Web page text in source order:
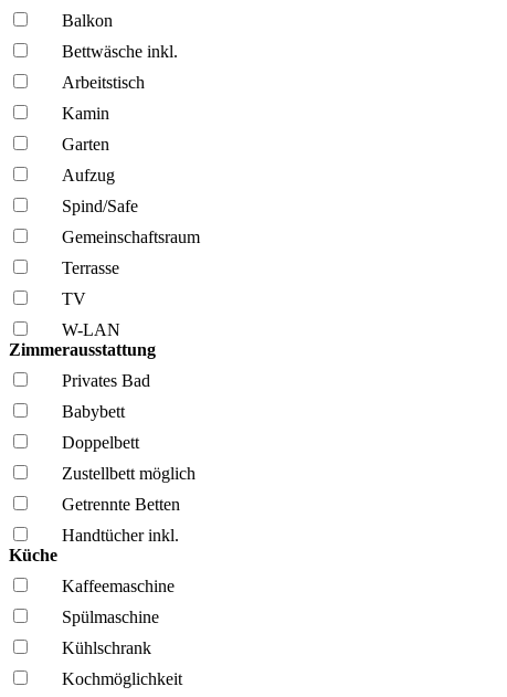
Balkon
Bettwäsche inkl.
Arbeitstisch
Kamin
Garten
Aufzug
Spind/Safe
Gemeinschafts­raum
Terrasse
TV
W-LAN
Zimmerausstattung
Privates Bad
Babybett
Doppelbett
Zustellbett möglich
Getrennte Betten
Handtücher inkl.
Küche
Kaffee­maschine
Spül­maschine
Kühl­schrank
Kochmöglich­keit